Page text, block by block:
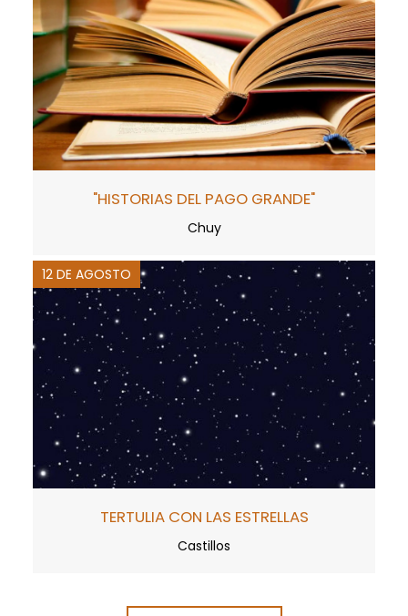
"HISTORIAS DEL PAGO GRANDE"
Chuy
12 DE AGOSTO
TERTULIA CON LAS ESTRELLAS
Castillos